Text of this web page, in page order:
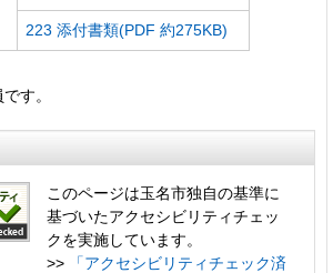
223 添付書類(PDF 約275KB)
す。
このページは玉名市独自の基準に
基づいたアクセシビリティチェッ
クを実施しています。
>>
「アクセシビリティチェック済